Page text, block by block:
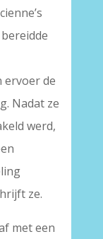
ervoer de
Nadat ze
werd,
ze.
met een